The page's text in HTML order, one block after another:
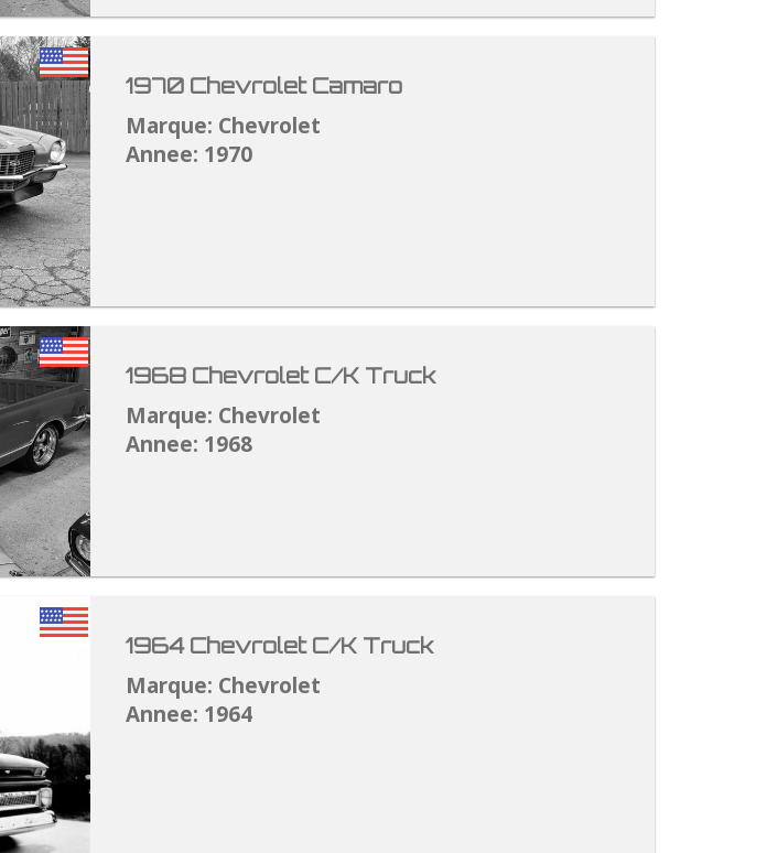
1970 Chevrolet Camaro
Marque: Chevrolet
Annee: 1970
1968 Chevrolet C/K Truck
Marque: Chevrolet
Annee: 1968
1964 Chevrolet C/K Truck
Marque: Chevrolet
Annee: 1964